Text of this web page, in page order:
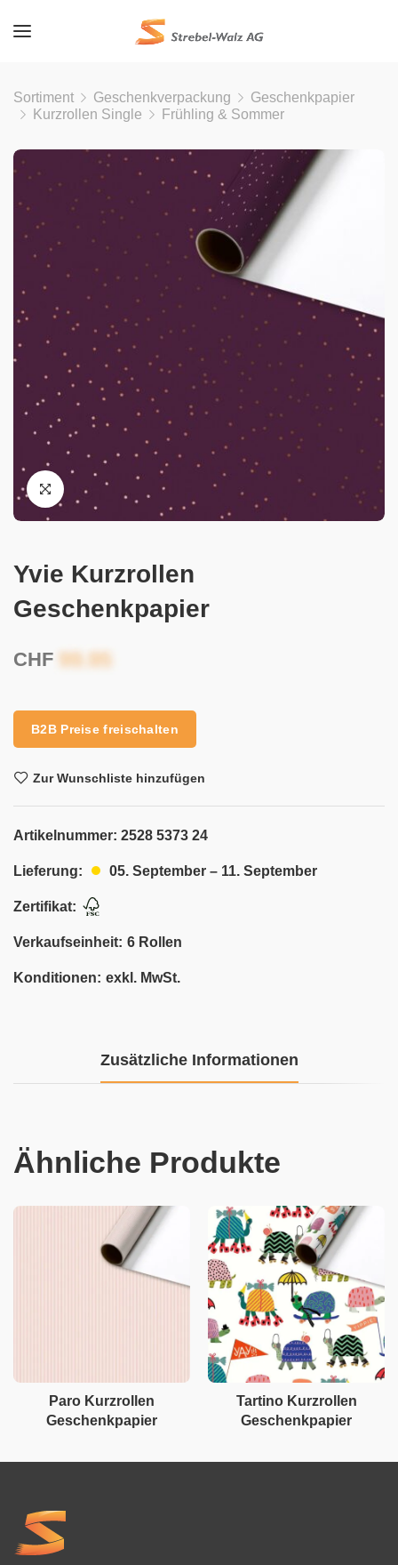
Sortiment Geschenkverpackung
Geschenkpapier
Kurzrollen Single
Frühling & Sommer
Yvie Kurzrollen
Geschenkpapier
CHF
B2B Preise freischalten
Zur Wunschliste hinzufügen
Artikelnummer: 2528 5373 24
Lieferung: 05. September – 11. September
Zertifikat:
Verkaufseinheit: 6 Rollen
Konditionen: exkl. MwSt.
Zusätzliche Informationen
Ähnliche Produkte
Paro Kurzrollen
Geschenkpapier
Tartino Kurzrollen
Geschenkpapier